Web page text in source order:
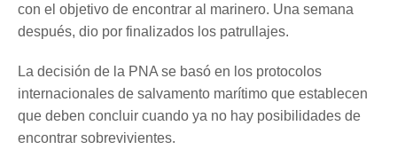
con el objetivo de encontrar al marinero. Una semana
después, dio por finalizados los patrullajes.
La decisión de la PNA se basó en los protocolos
internacionales de salvamento marítimo que establecen
que deben concluir cuando ya no hay posibilidades de
encontrar sobrevivientes.